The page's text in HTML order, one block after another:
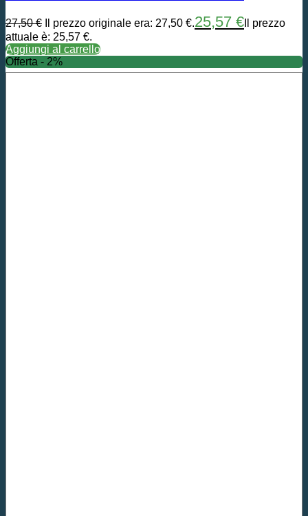
27,50€ Il prezzo originale era: 27,50 €.25,57 € Il prezzo
attuale è: 25,57 €.
Aggiungi al carrello
Offerta - 2%